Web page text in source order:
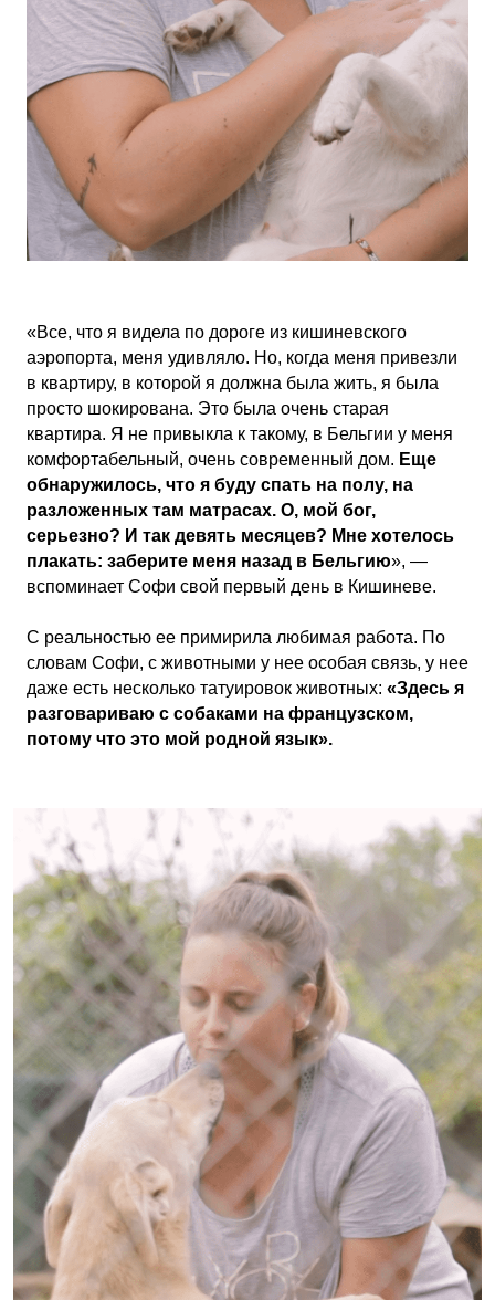
«Все, что я видела по дороге из кишиневского
аэропорта, меня удивляло. Но, когда меня привезли
в квартиру, в которой я должна была жить, я была
просто шокирована. Это была очень старая
квартира. Я не привыкла к такому, в Бельгии у меня
комфортабельный, очень современный дом. Еще
обнаружилось, что я буду спать на полу, на
разложенных там матрасах. О, мой бог,
серьезно? И так девять месяцев? Мне хотелось
плакать: заберите меня назад в Бельгию», —
вспоминает Софи свой первый день в Кишиневе.
С реальностью ее примирила любимая работа. По
словам Софи, с животными у нее особая связь, у нее
даже есть несколько татуировок животных: «Здесь я
разговариваю с собаками на французском,
потому что это мой родной язык».